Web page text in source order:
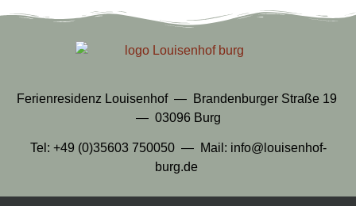
Ferienresidenz Louisenhof — Brandenburger Straße 19
— 03096 Burg
Tel: +49 (0)35603 750050— ­ Mail: info@louisenhof-
burg.de